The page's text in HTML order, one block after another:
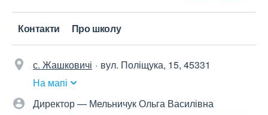
Контакти Про школу
с. Жашковичі
вул. Поліщука, 15, 45331
На мапі
Директор — Мельничук Ольга Василівна